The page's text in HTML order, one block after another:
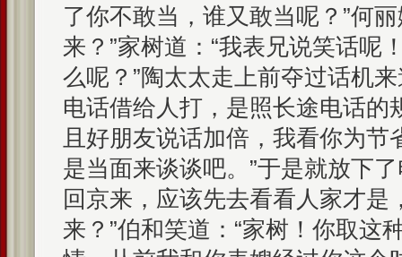
了你不敢当，谁又敢当呢？”何
来？”家树道：“我表兄说笑话呢
么呢？”陶太太走上前夺过话机
电话借给人打，是照长途电话的
且好朋友说话加倍，我看你为节
是当面来谈谈吧。”于是就放下
回京来，应该先去看看人家才是
来？”伯和笑道：“家树！你取这